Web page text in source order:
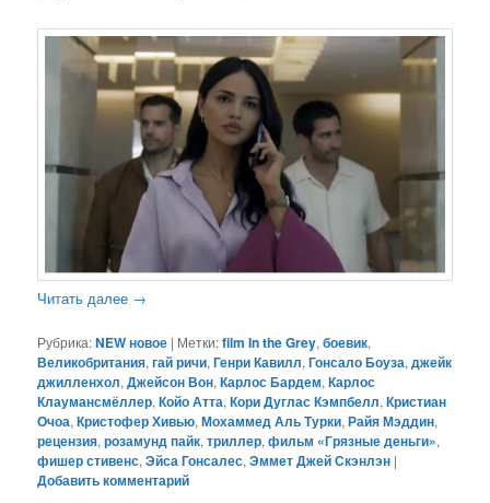
Читать далее →
Рубрика:NEW новое | Метки:film In the Grey,боевик,
Великобритания,гай ричи,Генри Кавилл,Гонсало Боуза,джейк
джилленхол,Джейсон Вон,Карлос Бардем,Карлос
Клаумансмёллер,Койо Атта,Кори Дуглас Кэмпбелл,Кристиан
Очоа,Кристофер Хивью,Мохаммед Аль Турки,Райя Мэддин,
рецензия,розамунд пайк,триллер,фильм «Грязные деньги»,
фишер стивенс,Эйса Гонсалес,Эммет Джей Скэнлэн |
Добавить комментарий